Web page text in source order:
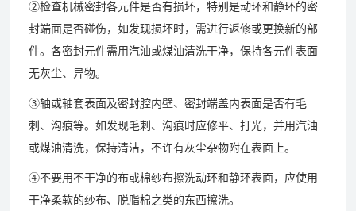
②检查机械密封各元件是否有损坏，特别是动环和静环的密
封端面是否碰伤，如发现损坏时，需进行返修或更换新的部
件。各密封元件需用汽油或煤油清洗干净，保持各元件表面
无灰尘、异物。
③轴或轴套表面及密封腔内壁、密封端盖内表面是否有毛
刺、沟痕等。如发现毛刺、沟痕时应修平、打光，并用汽油
或煤油清洗，保持清洁，不许有灰尘杂物附在表面上。
④不要用不干净的布或棉纱布擦洗动环和静环表面，应使用
干净柔软的纱布、脱脂棉之类的东西擦洗。